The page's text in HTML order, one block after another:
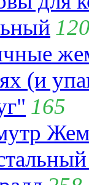
(и
165